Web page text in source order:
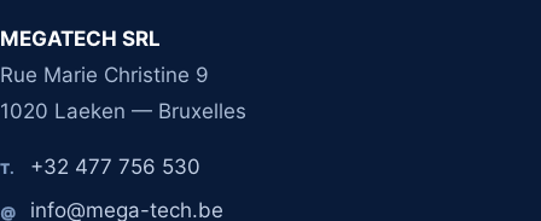
MEGATECH SRL
Rue Marie Christine 9
1020 Laeken — Bruxelles
T. +32 477 756 530
@ info@mega-tech.be